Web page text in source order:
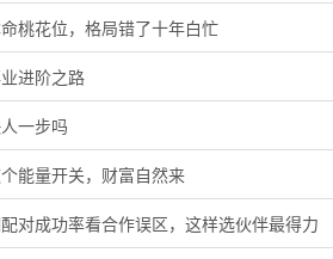
桃花位，格局错了十年白忙
进阶之路
一步吗
能量开关，财富自然来
对成功率看合作误区，这样选伙伴最得力